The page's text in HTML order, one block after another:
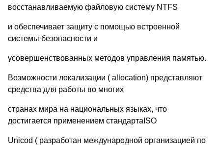
восстанавливаемую файловую систему NTFS
и обеспечивает защиту с помощью встроенной
системы безопасности и
усовершенствованных методов управления памятью.
Возможности локализации ( allocation) представляют
средства для работы во многих
странах мира на национальных языках, что
достигается применением стандартаISO
Unicod ( разработан международной организацией по